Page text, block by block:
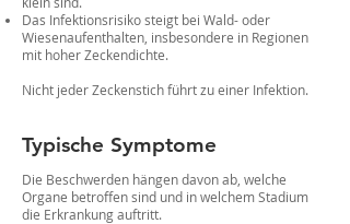
Das Infektionsrisiko steigt bei Wald- oder
Wiesenaufenthalten, insbesondere in Regionen
mit hoher Zeckendichte.
Nicht jeder Zeckenstich führt zu einer Infektion.
Typische Symptome
Die Beschwerden hängen davon ab, welche
Organe betroffen sind und in welchem Stadium
die Erkrankung auftritt.